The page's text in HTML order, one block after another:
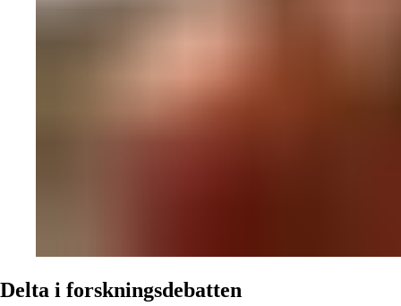
Delta i forskningsdebatten